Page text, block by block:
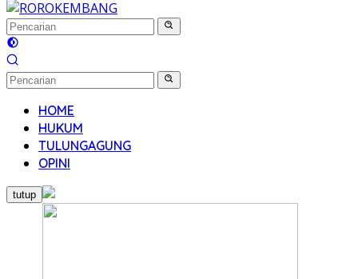
HOME
HUKUM
TULUNGAGUNG
OPINI
tutup